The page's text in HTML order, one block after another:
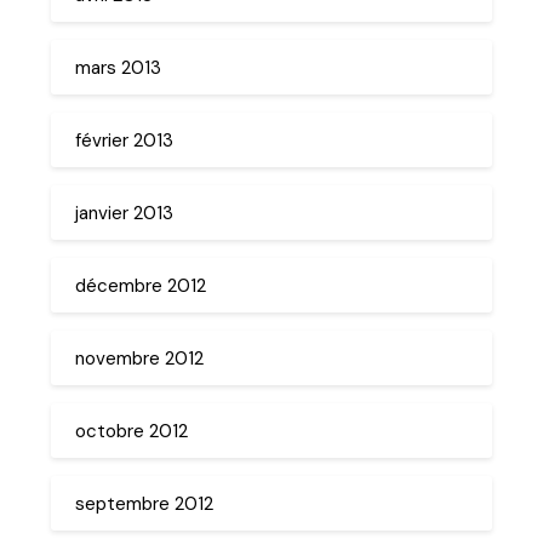
mars 2013
février 2013
janvier 2013
décembre 2012
novembre 2012
octobre 2012
septembre 2012